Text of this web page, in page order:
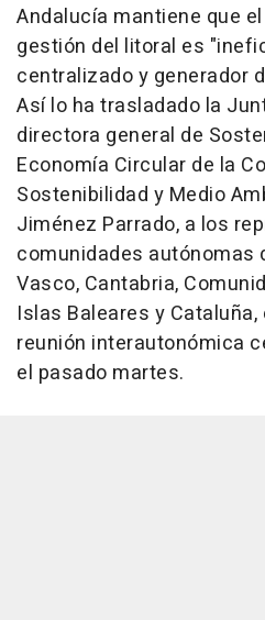
Andalucía mantiene que
gestión del litoral es
centralizado y generador
Así lo ha trasladado la
directora general de
Economía Circular de la
Sostenibilidad y Medio
Jiménez Parrado, a los
comunidades autónomas
Vasco, Cantabria,
Islas Baleares y
reunión interautonómica
el pasado martes.